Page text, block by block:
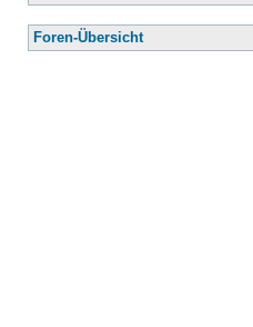
Foren-Übersicht